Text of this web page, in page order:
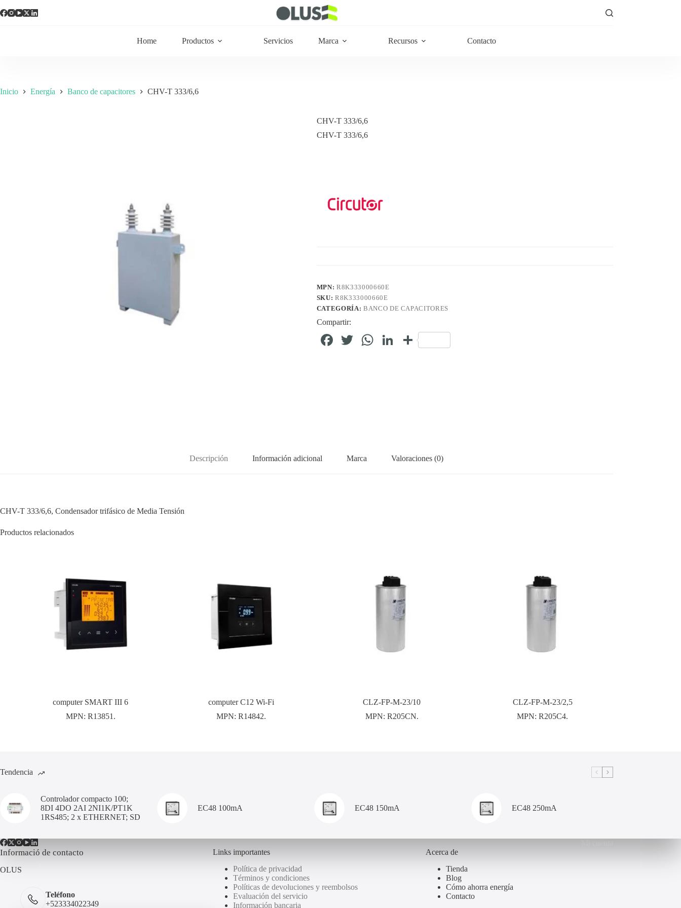
Home Productos Servicios Marca Recursos Contacto
Inicio Energía Banco de capacitores CHV-T 333/6,6
CHV-T 333/6,6
CHV-T 333/6,6
MPN:R8K333000660E
SKU:R8K333000660E
CATEGORÍA: BANCO DE CAPACITORES
Compartir:
Fa T
W
Li C
Descripción Información adicional Marca Valoraciones (0)
CHV-T 333/6,6, Condensador trifásico de Media Tensión
Productos relacionados
computer SMART III 6
MPN: R13851.
computer C12 Wi-Fi
MPN:R14842.
CLZ-FP-M-23/10
MPN: R205CN.
CLZ-FP-M-23/2,5
MPN:R205C4.
Tendencia
Controlador compacto 100;
8DI 4DO 2AI 2NI1K/PT1K
1RS485; 2 x ETHERNET; SD
EC48 100mA EC48 150mA EC48 250mA
Informació de contacto
OLUS
Teléfono
+523334022349
Links importantes
Política de privacidad
Términos y condiciones
Políticas de devoluciones y reembolsos
Evaluación del servicio
Información bancaria
Acerca de
Tienda
Blog
Cómo ahorra energía
Contacto